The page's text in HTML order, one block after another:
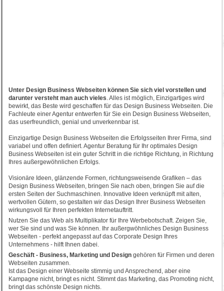
Unter Design Business Webseiten können Sie sich viel vorstellen und
darunter versteht man auch vieles. Alles ist möglich, Einzigartiges wird
bewirkt, das Beste wird geschaffen für das Design Business Webseiten. Die
Fachleute einer Agentur entwerfen für Sie ein Design Business Webseiten,
das userfreundlich, genial und unverkennbar ist.
Einzigartige Design Business Webseiten die Erfolgsseiten Ihrer Firma, sind
variabel und offen definiert. Agentur Beratung für Ihr optimales Design
Business Webseiten ist ein guter Schritt in die richtige Richtung, in Richtung
Ihres außergewöhnlichen Erfolgs.
Visionäre Ideen, glänzende Formen, richtungsweisende Grafiken – das
Design Business Webseiten, bringen Sie nach oben, bringen Sie auf die
ersten Seiten der Suchmaschinen. Innovative Ideen verknüpft mit alten,
wertvollen Gütern, so gestalten wir das Design Ihrer Business Webseiten
wirkungsvoll für Ihren perfekten Internetauftritt.
Nutzen Sie das Web als Multiplikator für Ihre Werbebotschaft. Zeigen Sie,
wer Sie sind und was Sie können. Ihr außergwöhnliches Design Business
Webseiten - perfekt angepasst auf das Corporate Design Ihres
Unternehmens - hilft Ihnen dabei.
Geschäft - Business, Marketing und Design gehören für Firmen und deren
Webseiten zusammen.
Ist das Design einer Webseite stimmig und Ansprechend, aber eine
Kampagne nicht, bringt es nicht. Stimmt das Marketing, das Promoting nicht,
bringt das schönste Design nichts.